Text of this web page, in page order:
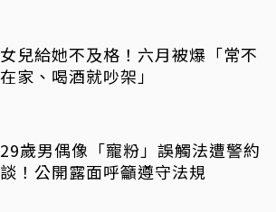
女兒給她不及格！六月被爆「常不
在家、喝酒就吵架」
29歲男偶像「寵粉」誤觸法遭警約
談！公開露面呼籲遵守法規